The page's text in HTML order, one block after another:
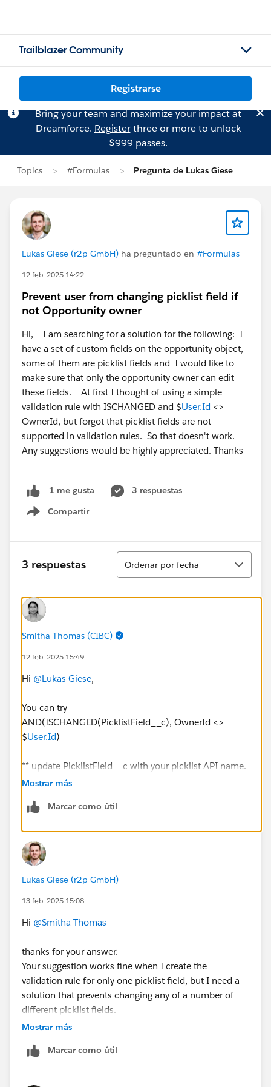
Trailblazer Community
Registrarse
Bring your team and maximize your impact at
Dreamforce. Registerthree or more to unlock
$999 passes.
Topics #Formulas Pregunta de Lukas Giese
Lukas Giese (r2p GmbH) ha preguntado en #Formulas
12 feb. 2025 14:22
Prevent user from changing picklist field if
not Opportunity owner
Hi, I am searching for a solution for the following: I
have a set of custom fields on the opportunity object,
some of them are picklist fields and I would like to
make sure that only the opportunity owner can edit
these fields. At first I thought of using a simple
validation rule with ISCHANGED and $User.Id <>
OwnerId, but forgot that picklist fields are not
supported in validation rules. So that doesn't work.
Any suggestions would be highly appreciated. Thanks
1 me gusta
3 respuestas
Compartir
Show menu
3 respuestas
Ordenar
Ordenar por fecha
Smitha Thomas (CIBC)
12 feb. 2025 15:49
Hi @Lukas Giese,
You can try
AND(ISCHANGED(PicklistField__c), OwnerId <>
$User.Id)
** update PicklistField__c with your picklist API name.
Mostrar más
Marcar como útil
Lukas Giese (r2p GmbH)
13 feb. 2025 15:08
Hi @Smitha Thomas
thanks for your answer.
Your suggestion works fine when I create the
validation rule for only one picklist field, but I need a
solution that prevents changing any of a number of
different picklist fields.
AND(
OR(
Mostrar más
Marcar como útil